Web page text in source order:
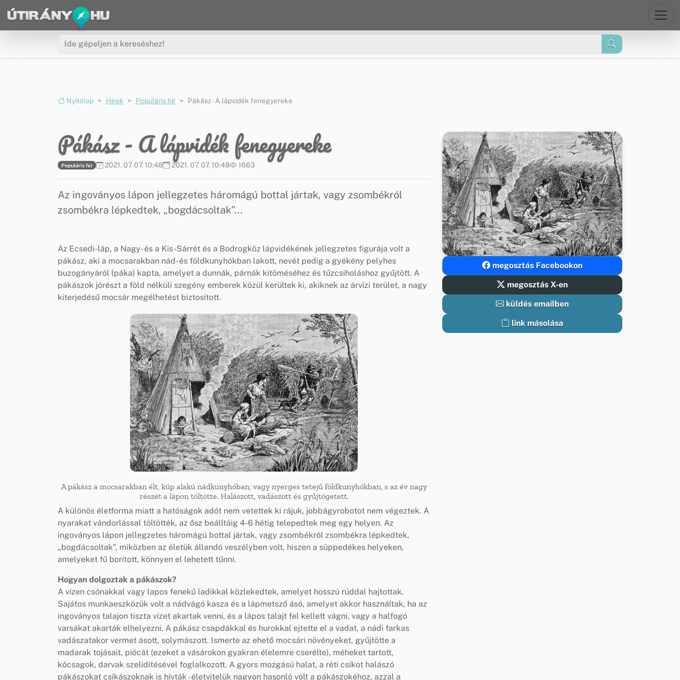
Ugrás a menüre
Ugrás a tartalomra
Nyitólap Hírek Populáris hír Pákász - A lápvidék fenegyereke
Pákász - A lápvidék fenegyereke
Populáris hír 2021. 07. 07. 10:48 2021. 07. 07. 10:48 1663
Az ingoványos lápon jellegzetes háromágú bottal jártak, vagy zsombékról
zsombékra lépkedtek, „bogdácsoltak”...
Az Ecsedi-láp, a Nagy- és a Kis-Sárrét és a Bodrogköz lápvidékének jellegzetes figurája volt a
pákász, aki a mocsarakban nád- és földkunyhókban lakott, nevét pedig a gyékény pelyhes
buzogányáról (páka) kapta, amelyet a dunnák, párnák kitöméséhez és tűzcsiholáshoz gyűjtött. A
pákászok jórészt a föld nélküli szegény emberek közül kerültek ki, akiknek az árvízi terület, a nagy
kiterjedésű mocsár megélhetést biztosított.
A pákász a mocsarakban élt, kúp alakú nádkunyhóban, vagy nyerges tetejű földkunyhókban, s az év nagy
részét a lápon töltötte. Halászott, vadászott és gyűjtögetett.
A különös életforma miatt a hatóságok adót nem vetettek ki rájuk, jobbágyrobotot nem végeztek. A
nyarakat vándorlással töltötték, az ősz beálltáig 4-6 hétig telepedtek meg egy helyen. Az
ingoványos lápon jellegzetes háromágú bottal jártak, vagy zsombékról zsombékra lépkedtek,
„bogdácsoltak”, miközben az életük állandó veszélyben volt, hiszen a süppedékes helyeken,
amelyeket fű borított, könnyen el lehetett tűnni.
Hogyan dolgoztak a pákászok?
A vízen csónakkal vagy lapos fenekű ladikkal közlekedtek, amelyet hosszú rúddal hajtottak.
Sajátos munkaeszközük volt a nádvágó kasza és a lápmetsző ásó, amelyet akkor használtak, ha az
ingoványos talajon tiszta vizet akartak venni, és a lápos talajt fel kellett vágni, vagy a halfogó
varsákat akarták elhelyezni. A pákász csapdákkal és hurokkal ejtette el a vadat, a nádi farkas
vadászatakor vermet ásott, solymászott. Ismerte az ehető mocsári növényeket, gyűjtötte a
madarak tojásait, piócát (ezeket a vásárokon gyakran élelemre cserélte), méheket tartott,
kócsagok, darvak szelídítésével foglalkozott. A gyors mozgású halat, a réti csíkot halászó
pákászokat csíkászoknak is hívták - életvitelük nagyon hasonló volt a pákászokéhoz, azzal a
megosztás Facebookon
megosztás X-en
küldés emailben
link másolása